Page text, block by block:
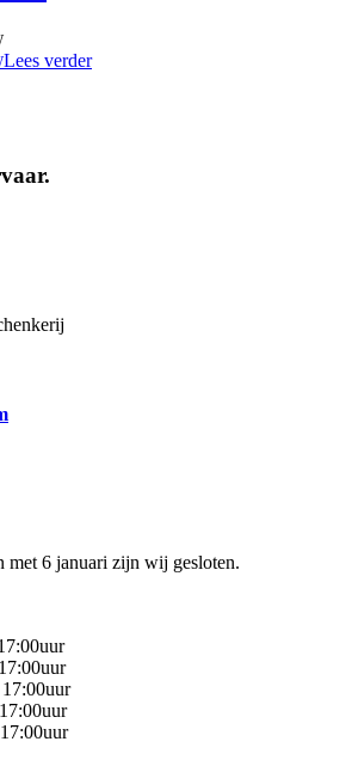
Lees verder
met 6 januari zijn wij gesloten.